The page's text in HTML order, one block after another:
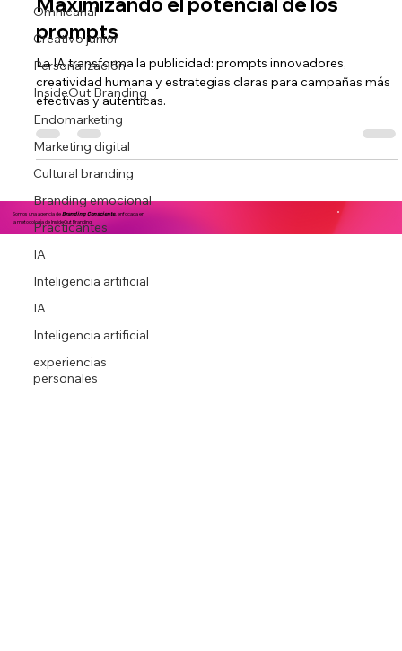
Omnicanal
Creativo junior
Personalización
InsideOut Branding
Endomarketing
Marketing digital
Cultural branding
Branding emocional
Practicantes
IA
Inteligencia artificial
IA
Inteligencia artificial
experiencias
personales
Aug 14, 2024
2 min read
Maximizando el potencial de los
prompts
La IA transforma la publicidad: prompts innovadores,
creatividad humana y estrategias claras para campañas más
efectivas y auténticas.
Somos una agencia de